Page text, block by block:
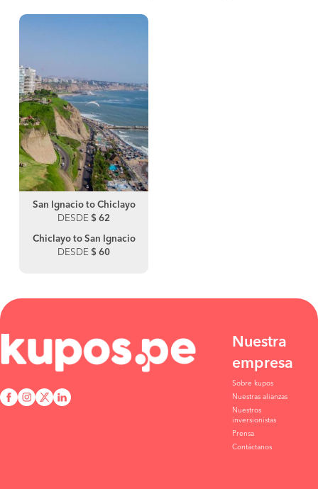
San Ignacio to Chiclayo
DESDE $ 62
Chiclayo to San Ignacio
DESDE $ 60
Nuestra
empresa
Sobre kupos
Nuestras alianzas
Nuestros
inversionistas
Prensa
Contáctanos